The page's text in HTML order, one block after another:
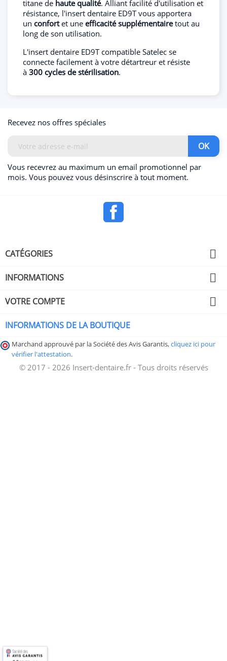
titane de haute qualité. Alliant facilité d'utilisation et
résistance, l'insert dentaire ED9T vous apportera
un confortet une efficacité supplémentairetout au
long de son utilisation.
L'insert dentaire ED9T compatible Satelec se
connecte facilement à votre détartreur et résiste
à 300 cycles de stérilisation.
Recevez nos offres spéciales
Vous recevrez au maximum un email promotionnel par
mois. Vous pouvez vous désinscrire à tout moment.
CATÉGORIES 
INFORMATIONS 
VOTRE COMPTE 
INFORMATIONS DE LA BOUTIQUE
Marchand approuvé par la Société des Avis Garantis,cliquez ici pour
vérifier l'attestation.
© 2017 - 2026 Insert-dentaire.fr - Tous droits réservés